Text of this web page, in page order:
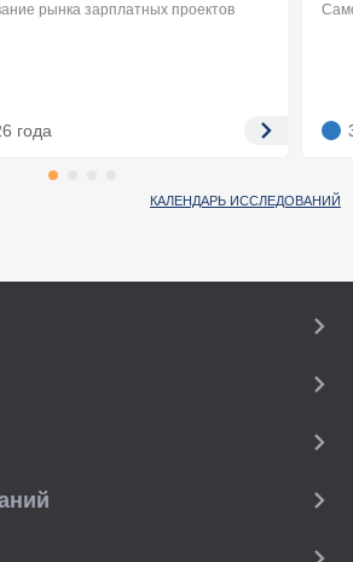
рынка зарплатных проектов
года
КАЛЕНДАРЬ ИССЛЕДОВАНИЙ